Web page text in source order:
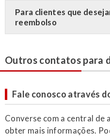
Para clientes que
reembolso
Outros contatos para
Fale conosco através
Converse com a central de
obter mais informações.